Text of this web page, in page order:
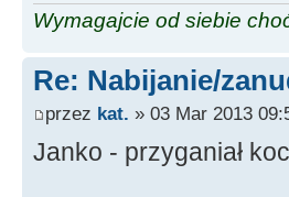
Wymagajcie od siebie
Re: Nabijanie/
przez kat. » 03 Mar 2013
Janko - przyganiał